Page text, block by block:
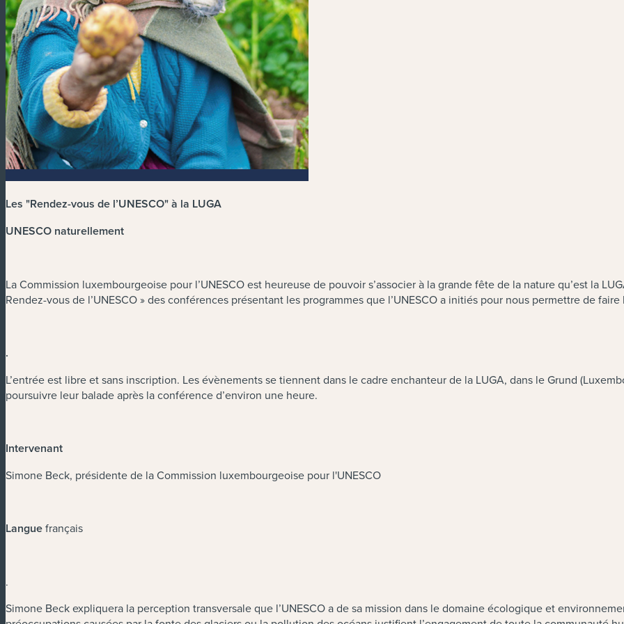
Les "Rendez-vous de l’UNESCO" à la LUGA
UNESCO naturellement
La Commission luxembourgeoise pour l’UNESCO est heureuse de pouvoir s’associer à la grande fête de la nature qu’est la
Rendez-vous de l’UNESCO » des conférences présentant les programmes que l’UNESCO a initiés pour nous permettre de
.
L’entrée est libre et sans inscription. Les évènements se tiennent dans le cadre enchanteur de la LUGA, dans le Grund
poursuivre leur balade après la conférence d’environ une heure.
Intervenant
Simone Beck, présidente de la Commission luxembourgeoise pour l'UNESCO
Languefrançais
.
Simone Beck expliquera la perception transversale que l’UNESCO a de sa mission dans le domaine écologique et